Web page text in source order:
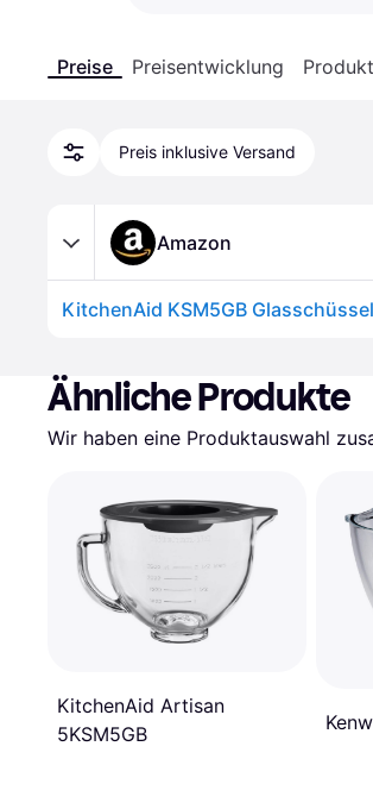
Preise Preisentwicklung
Preis inklusive Versand
Amazon
Ähnliche Produkte
Wir haben eine Produktauswahl
KitchenAid Artisan
5KSM5GB